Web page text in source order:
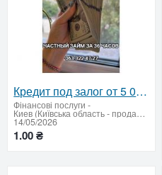
Кредит под залог от 5 000$
Фінансові послуги -
Киев (Київська область - продати купити)
14/05/2026
1.00 ₴